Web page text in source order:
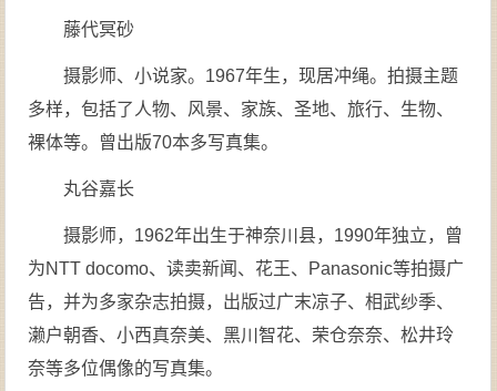
藤代冥砂
摄影师、小说家。1967年生，现居冲绳。拍摄主题
多样，包括了人物、风景、家族、圣地、旅行、生物、
裸体等。曾出版70本多写真集。
丸谷嘉长
摄影师，1962年出生于神奈川县，1990年独立，曾
为NTT docomo、读卖新闻、花王、Panasonic等拍摄广
告，并为多家杂志拍摄，出版过广末凉子、相武纱季、
濑户朝香、小西真奈美、黑川智花、荣仓奈奈、松井玲
奈等多位偶像的写真集。